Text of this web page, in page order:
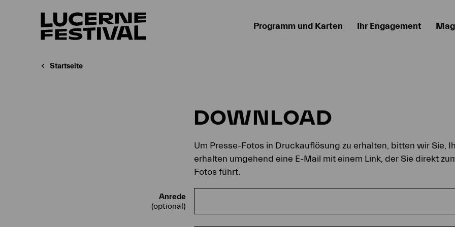
Programm und Karten Ihr Engagement
Startseite
DOWNLOAD
Um Presse-Fotos in Druckauflösung zu erhalten, bitten wir Sie,
erhalten umgehend eine E-Mail mit einem Link, der Sie direkt
Fotos führt.
Anrede
(optional)